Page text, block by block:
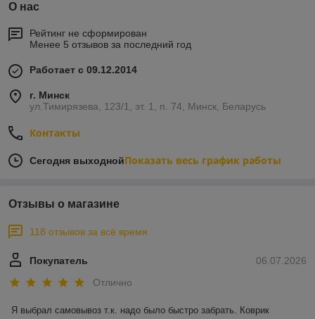
О нас
Рейтинг не сформирован
Менее 5 отзывов за последний год
Работает с 09.12.2014
г. Минск
ул.Тимирязева, 123/1, эт. 1, п. 74, Минск, Беларусь
Контакты
Сегодня выходнойПоказать весь график работы
Отзывы о магазине
118 отзывов за всё время
06.07.2026
Покупатель
Отлично
Я выбрал самовывоз т.к. надо было быстро забрать. Коврик